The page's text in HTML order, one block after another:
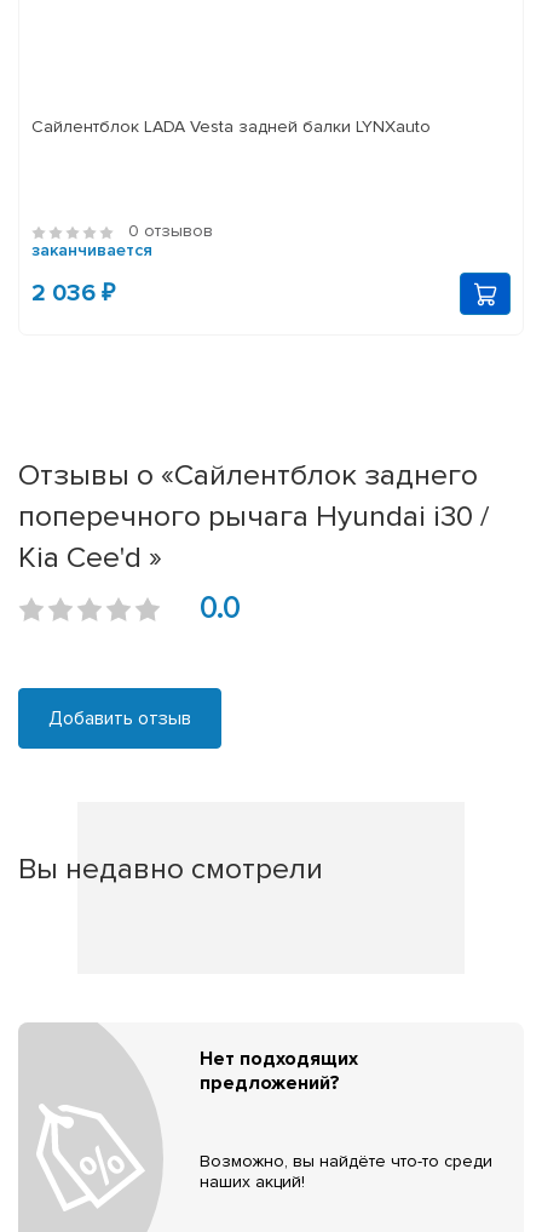
Сайлентблок LADA Vesta задней балки LYNXauto
0 отзывов
заканчивается
2 036 ₽
Отзывы о «Сайлентблок заднего
поперечного рычага Hyundai i30 /
Kia Cee'd »
0.0
Добавить отзыв
Вы недавно смотрели
Нет подходящих
предложений?
Возможно, вы найдёте что-то среди
наших акций!